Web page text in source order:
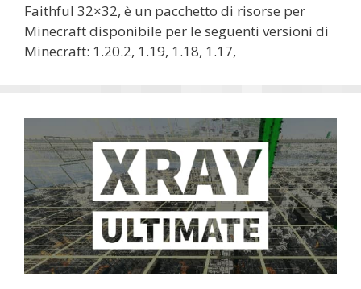
Faithful 32×32, è un pacchetto di risorse per
Minecraft disponibile per le seguenti versioni di
Minecraft: 1.20.2, 1.19, 1.18, 1.17,